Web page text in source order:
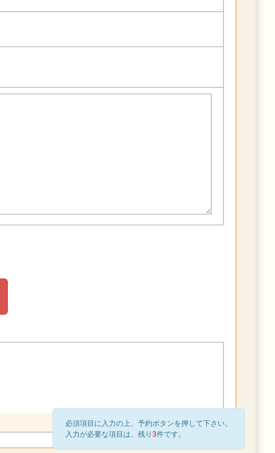
必須項目に入力の上、予約ボタンを押して下さい。
入力が必要な項目は、残り 3件です。